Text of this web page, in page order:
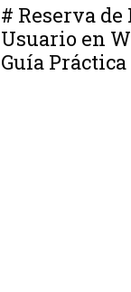
# Reserva de
Usuario en
Guía Práctica